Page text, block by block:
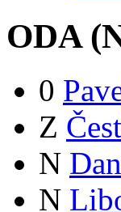
ODA (
0
Z
N
N